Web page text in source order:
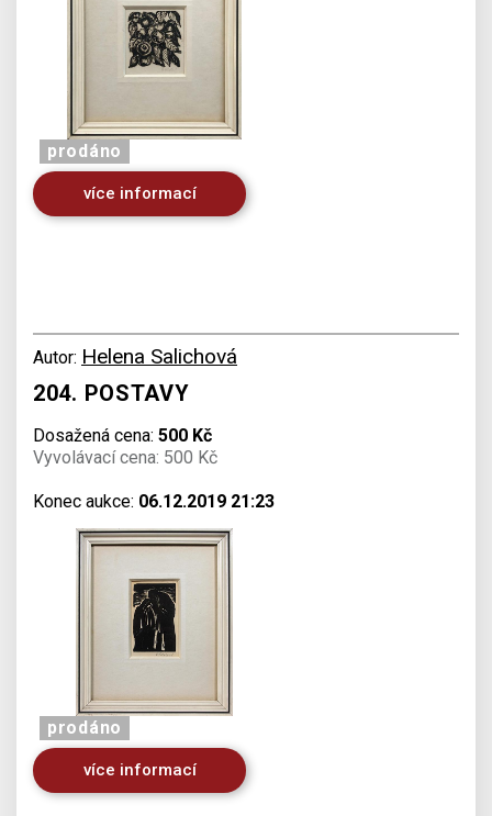
prodáno
více informací
Autor: Helena Salichová
204. POSTAVY
Dosažená cena: 500 Kč
Vyvolávací cena: 500 Kč
Konec aukce: 06.12.2019 21:23
prodáno
více informací